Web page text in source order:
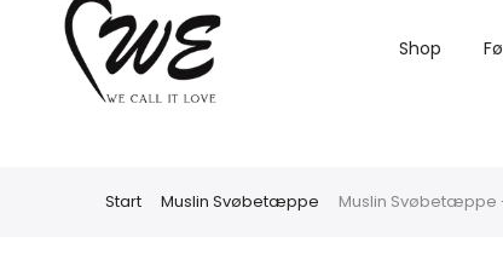
Shop
Start Muslin Svøbetæppe Muslin Svøbetæppe